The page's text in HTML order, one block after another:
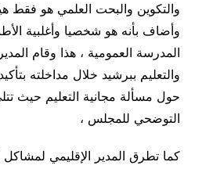
والتكوين والبحت العلمي هو فقط
وأضاف بأنه هو شخصيا وأغلبية
المدرسة العمومية ، هذا وقام
والتعليم ببرشيد خلال مداخلته
حول مسألة مجانية التعليم حيث
التوضحي للمجلس ،
كما تطرق المدير الإقليمي